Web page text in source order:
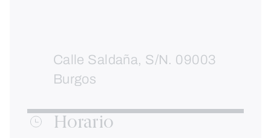
Calle Saldaña, S/N. 09003
Burgos
Horario